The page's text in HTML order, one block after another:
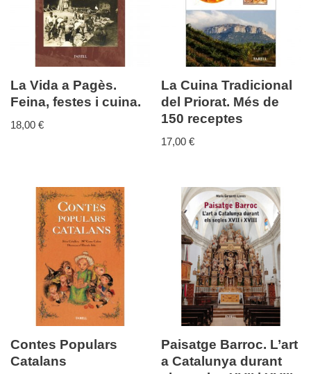
La Vida a Pagès.
Feina, festes i cuina.
18,00 €
La Cuina Tradicional
del Priorat. Més de
150 receptes
17,00€
Contes Populars
Catalans
Paisatge Barroc. L’art
a Catalunya durant